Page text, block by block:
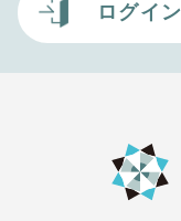
ログイン